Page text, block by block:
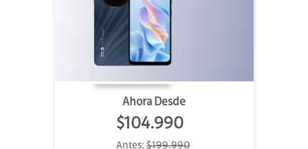
Ahora Desde
$104.990
Antes: $199.990